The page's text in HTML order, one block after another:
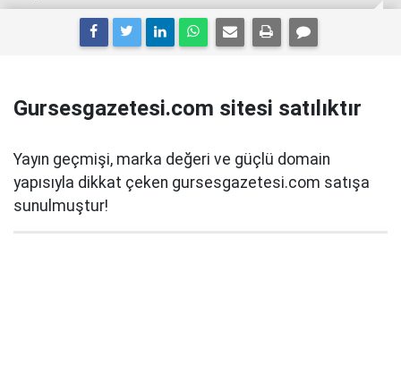
Gursesgazetesi.com sitesi satılıktır
Yayın geçmişi, marka değeri ve güçlü domain
yapısıyla dikkat çeken gursesgazetesi.com satışa
sunulmuştur!